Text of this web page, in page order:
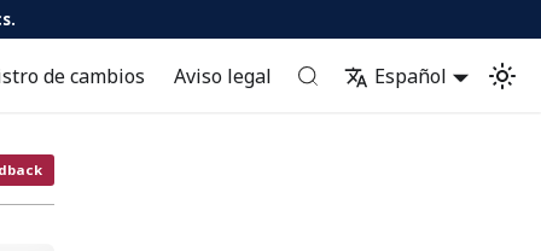
de cambios Aviso legal Español